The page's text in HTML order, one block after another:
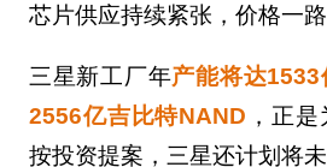
芯片供应持续紧张，价格一路
三星新工厂年产能将达
2556亿吉比特NAND ，正
按投资提案，三星还计划将